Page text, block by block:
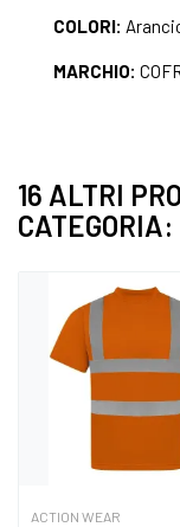
COLORI:
MARCHIO:
16 ALTRI
CATEGORIA:
ACTION WEAR